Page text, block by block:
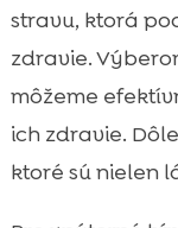
stravu, ktorá
zdravie.
môžeme
ich zdravie.
ktoré sú nielen